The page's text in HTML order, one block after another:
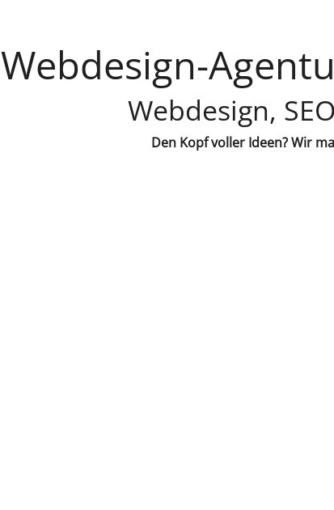
Webdesign-
Webdesign,
Den Kopf voller Ideen? Wir